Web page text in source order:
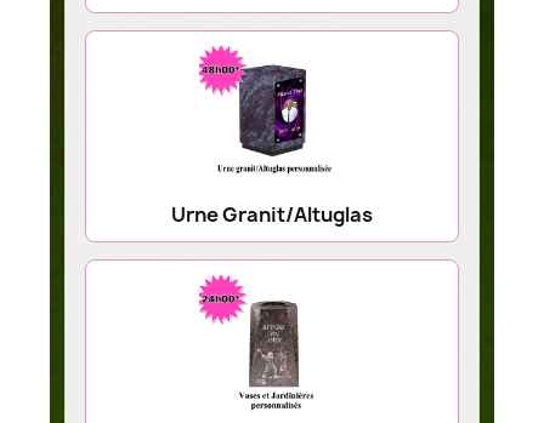
Urne Granit/Altuglas